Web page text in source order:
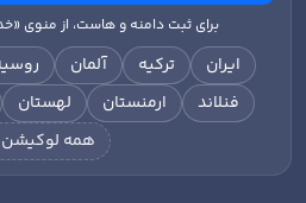
برای ثبت دامنه و هاست، از منوی
ایران ترکیه آلمان
فنلاند
ارمنستان لهستان
همه